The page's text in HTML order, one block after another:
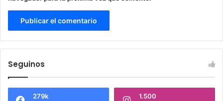
Seguinos
279k 1.500